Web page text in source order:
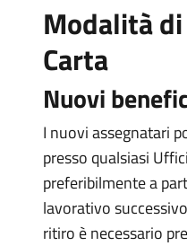
Modalità
Carta
Nuovi
I nuovi assegnatari
presso qualsiasi
preferibilmente a
lavorativo
ritiro è necessario